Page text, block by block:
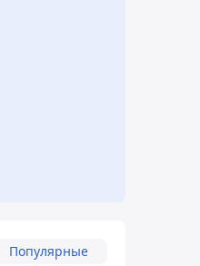
Популярные